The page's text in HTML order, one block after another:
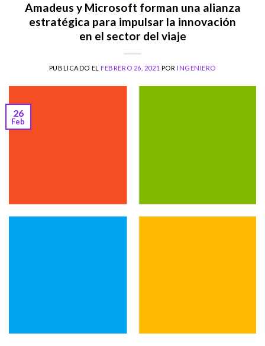
Amadeus y Microsoft forman una alianza
estratégica para impulsar la innovación
en el sector del viaje
PUBLICADO ELFEBRERO 26, 2021 POR INGENIERO
26
Feb